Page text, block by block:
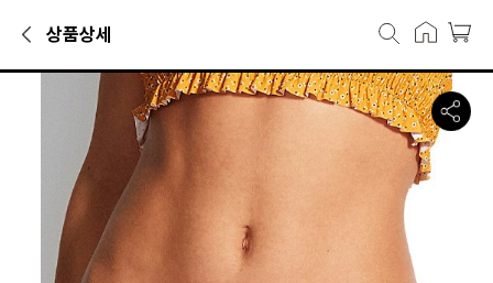
상품상세
폴리키즈 ELDORADO 힙스터팬
윔웨어카테고리에서 만나볼 수 있는 상품으로, 캐리마켓에서 20,400